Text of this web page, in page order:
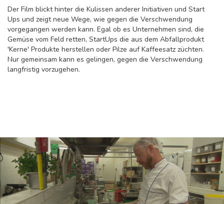
Der Film blickt hinter die Kulissen anderer Initiativen und Start
Ups und zeigt neue Wege, wie gegen die Verschwendung
vorgegangen werden kann. Egal ob es Unternehmen sind, die
Gemüse vom Feld retten, StartUps die aus dem Abfallprodukt
'Kerne' Produkte herstellen oder Pilze auf Kaffeesatz züchten.
Nur gemeinsam kann es gelingen, gegen die Verschwendung
langfristig vorzugehen.